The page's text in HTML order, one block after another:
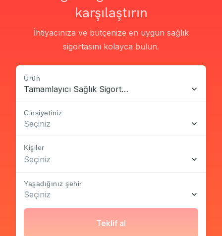
karşılaştırın
İhtiyacınıza ve bütçenize en uygun sağlık
sigortasını kolayca bulun.
Ürün
Tamamlayıcı Sağlık Sigortası
Cinsiyetiniz
Seçiniz
Kişiler
Seçiniz
Yaşadığınız şehir
Seçiniz
Teklif al